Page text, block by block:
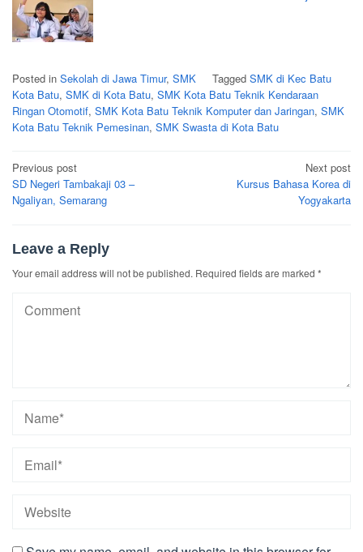
Posted in Sekolah di Jawa Timur, SMK Tagged SMK di Kec Batu
Kota Batu, SMK di Kota Batu, SMK Kota Batu Teknik Kendaraan
Ringan Otomotif, SMK Kota Batu Teknik Komputer dan Jaringan, SMK
Kota Batu Teknik Pemesinan, SMK Swasta di Kota Batu
Post
navigation
Previous post
SD Negeri Tambakaji 03 –
Ngaliyan, Semarang
Next post
Kursus Bahasa Korea di
Yogyakarta
Leave a Reply
Your email address will not be published. Required fields are marked *